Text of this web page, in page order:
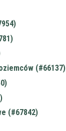
(#66137)
(#67842)